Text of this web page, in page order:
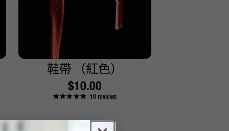
鞋帶
（紅色）
原
價
$10.00
10reviews